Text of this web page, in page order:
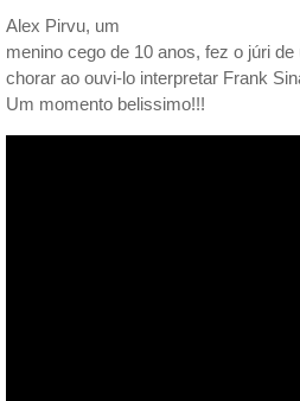
Alex Pirvu, um
menino cego de 10 anos, fez o júri
chorar ao ouvi-lo interpretar Frank
Um momento belissimo!!!